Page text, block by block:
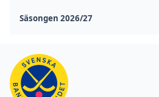
Säsongen 2026/27